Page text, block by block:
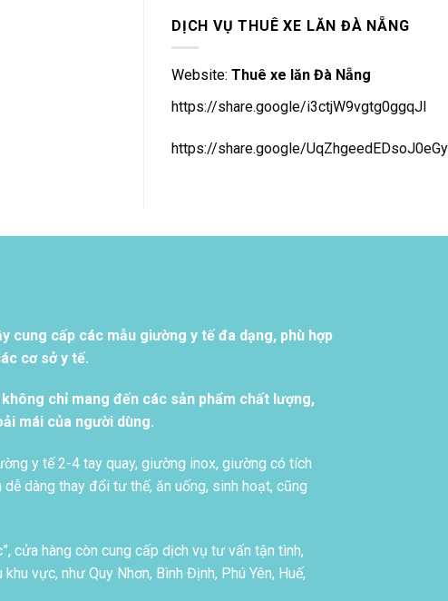
DỊCH VỤ THUÊ XE LĂN ĐÀ NẴNG
Website: Thuê xe lăn Đà Nẵng
https://share.google/i3ctjW9vgtg0ggqJl
https://share.google/UqZhgeedEDsoJ0eGy
cung cấp các mẫu giường y tế đa dạng, phù hợp
cơ sở y tế.
chỉ mang đến các sản phẩm chất lượng,
mái của người dùng.
y tế 2-4 tay quay, giường inox, giường có tích
dàng thay đổi tư thế, ăn uống, sinh hoạt, cũng
cửa hàng còn cung cấp dịch vụ tư vấn tận tình,
vực, như Quy Nhơn, Bình Định, Phú Yên, Huế,